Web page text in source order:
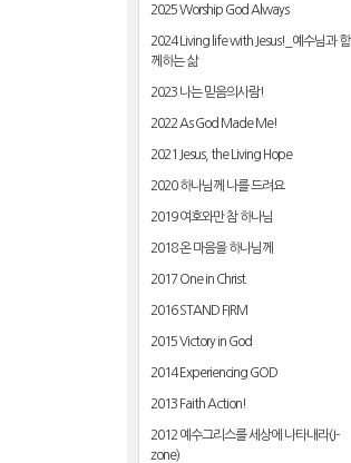
2025 Worship God Always
2024 Living life with Jesus!_예수님과 함
께하는 삶
2023 나는 믿음의사람!
2022 As God Made Me!
2021 Jesus, the Living Hope
2020 하나님께 나를 드려요
2019 여호와만 참 하나님
2018 온 마음을 하나님께
2017 One in Christ
2016 STAND FIRM
2015 Victory in God
2014 Experiencing GOD
2013 Faith Action!
2012 예수그리스를 세상에 나타내라(J-
zone)